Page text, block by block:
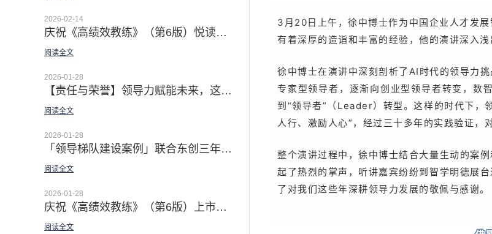
2026-02-14
庆祝《高绩效教练》（第6版）悦读营圆满收官 | 记录30天 从初识到相熟 · 从未知到实操的成长之旅
阅读全文
2026-01-28
【责任与荣誉】领导力赋能未来，这场思想盛宴为人才培养注入新动能
阅读全文
2026-01-28
「领导梯队建设案例」联合东创三年领导力规划 | 以领导梯队 & 4D 团队建设系统 打造一支高素质的职业经理人队伍
阅读全文
2026-01-28
庆祝《高绩效教练》（第6版）上市发行 | 佛影老师译者序：深抵本质 · 用之实效
阅读全文
3月20日上午，徐中博士作为中国企业人才发
有着深厚的造诣和丰富的经验，他的演讲深入
徐中博士在演讲中深刻剖析了AI时代的领导力
专家型领导者，逐渐向创业型领导者转变，数
到“领导者”（Leader）转型。这样的时代下，
人行、激励人心”，经过三十多年的实践验证，
整个演讲过程中，徐中博士结合大量生动的案
起了热烈的掌声，听讲嘉宾纷纷到智学明德展
了对我们这些年深耕领导力发展的敬佩与感谢。